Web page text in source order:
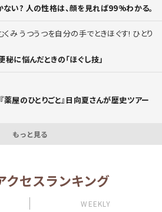
い? 人の性格は、顔を見れば99%わかる。
み うつうつを自分の手でときほぐす! ひとり
に悩んだときの「ほぐし技」
薬屋のひとりごと』日向夏さんが歴史ツアー
もっと見る
クセスランキング
WEEKLY